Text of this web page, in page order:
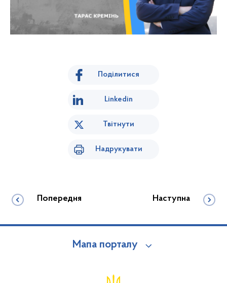
Поділитися
Linkedin
Твітнути
Надрукувати
Попередня Наступна
Мапа порталу